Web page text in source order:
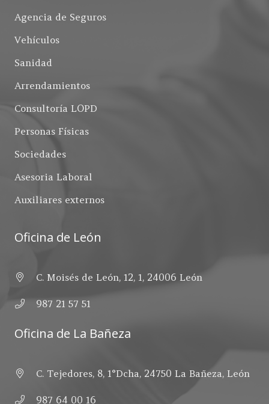
Agencia de Seguros
Vehículos
Sanidad
Arrendamientos
Consultoría LOPD
Personas Físicas
Sociedades
Asesoria Laboral
Auxiliares externos
Oficina de León
C. Moisés de León, 12, 1, 24006 León
987 21 57 51
Oficina de La Bañeza
C. Tejedores, 8, 1°Dcha, 24750 La Bañeza, León
987 64 00 16